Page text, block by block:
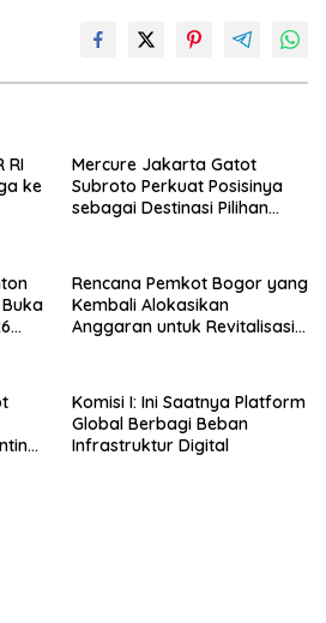
RI
ke
Mercure Jakarta Gatot
Subroto Perkuat Posisinya
sebagai Destinasi Pilihan
Jakarta Selatan
Rencana Pemkot Bogor yang
Kembali Alokasikan
Anggaran untuk Revitalisasi
Alan Surawijaya
Komisi I: Ini Saatnya Platform
Global Berbagi Beban
Infrastruktur Digital